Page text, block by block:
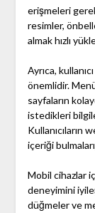
erişmeleri
resimler,
almak hızlı
Ayrıca,
önemlidir.
sayfaların
istedikleri
Kullanıcıların
içeriği
Mobil cihazlar
deneyimini
düğmeler ve